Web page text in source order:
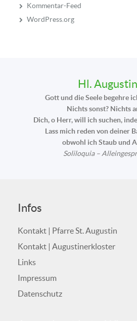
Kommentar-Feed
WordPress.org
Hl.
Gott und die Seele begehre
Nichts sonst? Nichts
Dich, o Herr, will ich suchen,
Lass mich reden von deiner
obwohl ich Staub und
Soliloquia –
Infos
Kontakt | Pfarre St. Augustin
Kontakt | Augustinerkloster
Links
Impressum
Datenschutz